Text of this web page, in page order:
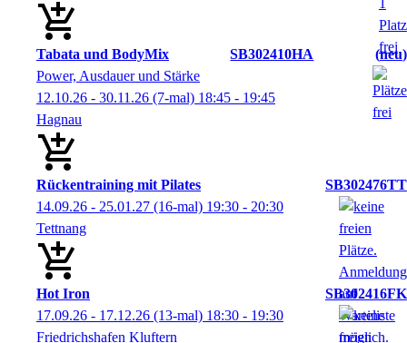
Rückentraining mit Pilates
SB302476TT
14.09.26 - 25.01.27 (16-mal) 19:30 - 20:30
Tettnang
Hot Iron
SB302416FK
17.09.26 - 17.12.26 (13-mal) 18:30 - 19:30
Friedrichshafen Kluftern
Tabata und BodyMix SB302410HA
neu
Power, Ausdauer und Stärke
12.10.26 - 30.11.26 (7-mal) 18:45 - 19:45
Hagnau